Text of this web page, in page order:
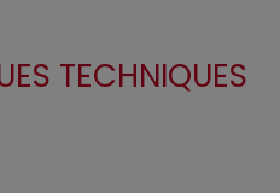
TECHNIQUES